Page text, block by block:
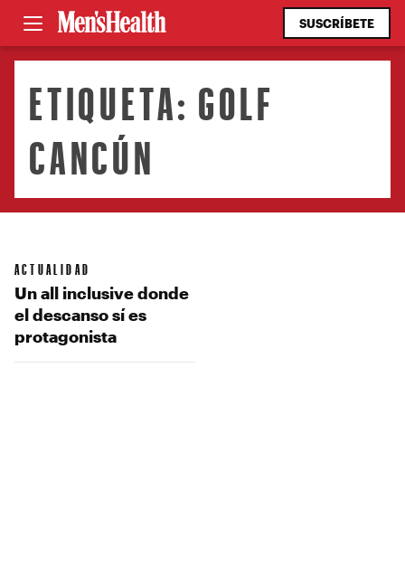
SUSCRÍBETE
ETIQUETA: GOLF
CANCÚN
ACTUALIDAD
Un all inclusive donde
el descanso sí es
protagonista